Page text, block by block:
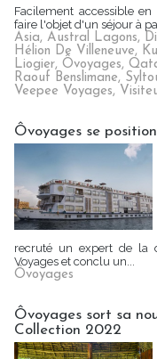
Facilement accessible
faire l'objet d'un séjour à
Asia, Austral Lagons,
Hélion De Villeneuve,
Liogier, Ôvoyages,
Raouf Benslimane,
Veepee Voyages,
Ôvoyages se
recruté un expert de la
Voyages et conclu un...
Ôvoyages
Ôvoyages sort sa
Collection 2022